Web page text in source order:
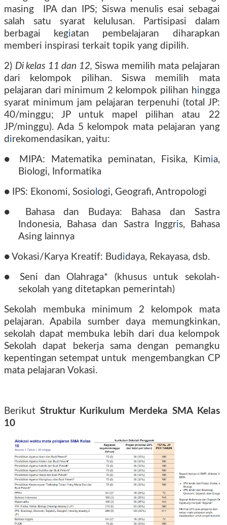
masing
IPA dan IPS; Siswa menulis esai sebagai
salah satu syarat kelulusan. Partisipasi dalam
berbagai kegiatan pembelajaran diharapkan
memberi inspirasi terkait topik yang dipilih.
2) Di kelas 11 dan 12, Siswa memilih mata pelajaran
dari kelompok pilihan. Siswa memilih mata
pelajaran dari minimum 2 kelompok pilihan hingga
syarat minimum jam pelajaran terpenuhi (total JP:
40/minggu; JP untuk mapel pilihan atau 22
JP/minggu). Ada 5 kelompok mata pelajaran yang
d irekomendasikan, yaitu:
● MIPA: Matematika peminatan, Fisika, Kimia,
Biologi, Informatika
● IPS: Ekonomi, Sosio ogi, Geografi, Antropologi
● Bahasa dan Budaya: Bahasa dan Sastra
Indonesia, Bahasa dan Sastra Inggris, Bahasa
Asing lainnya
● Vokasi/Karya Kreatif: Bud idaya, Rekayasa, dsb.
● Seni dan Olahraga* (khusus untuk sekolah-
sekolah yang ditetapkan pemerintah)
Sekolah membuka minimum 2 kelompok mata
pelajaran. Apabila sumber daya memungkinkan,
sekolah dapat membuka lebih dari dua kelompok
Sekolah dapat bekerja sama dengan pemangku
kepentngan setempat untuk mengembangkan CP
mata pelajaran Vokasi.
Berikut Struktur Kurikulum Merdeka SMAKelas
10